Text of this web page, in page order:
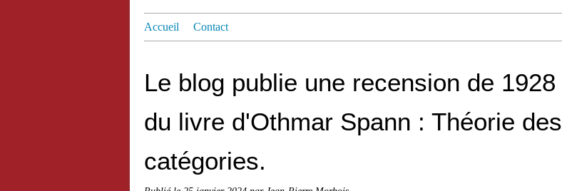
Accueil Contact
Le blog publie une recension de 1928
du livre d'Othmar Spann : Théorie des
catégories.